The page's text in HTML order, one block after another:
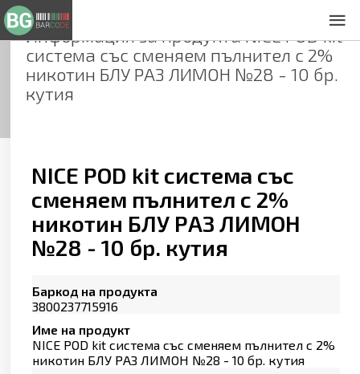
Информация за продуктаNICE POD kit
система със сменяем пълнител с 2%
никотин БЛУ РАЗ ЛИМОН №28 - 10 бр.
кутия
NICE POD kit система със
сменяем пълнител с 2%
никотин БЛУ РАЗ ЛИМОН
№28 - 10 бр. кутия
Баркод на продукта
3800237715916
Име на продукт
NICE POD kit система със сменяем пълнител с 2%
никотин БЛУ РАЗ ЛИМОН №28 - 10 бр. кутия
Общи условия
Декларация за проверителност